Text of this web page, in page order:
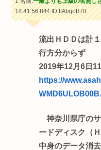
18:41:56.844ID:IIAbqoB70
流出ＨＤＤは計
行方分からず
2019年12月6日
https://
神奈川県庁の
ードディスク（
中身のデータ消